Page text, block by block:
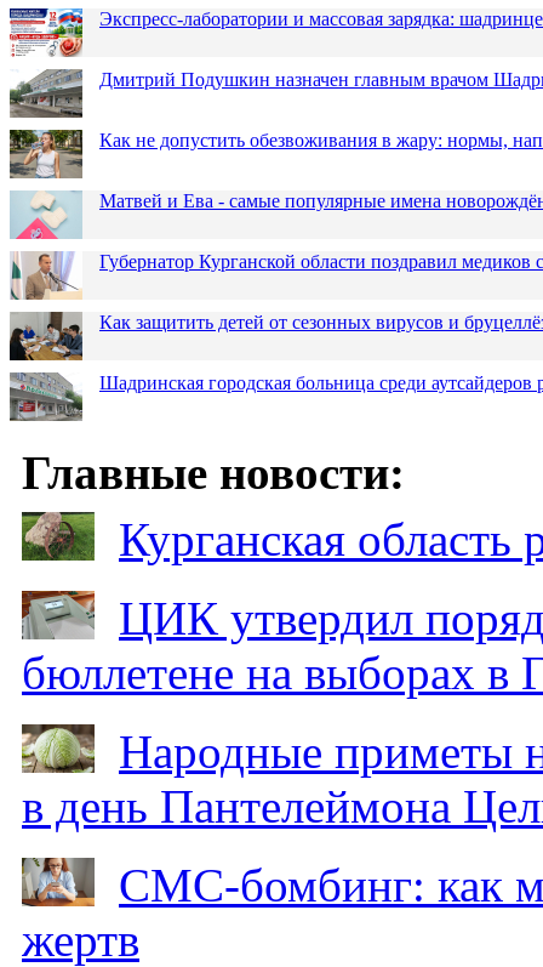
Экспресс-лаборатории и массовая зарядка:
Дмитрий Подушкин назначен главным врачом
Как не допустить обезвоживания в жару: нормы,
Матвей и Ева - самые популярные имена
Губернатор Курганской области поздравил
Как защитить детей от сезонных вирусов и
Шадринская городская больница среди
Главные новости:
Курганская
ЦИК утвердил
бюллетене на выборах в
Народные приметы
в день Пантелеймона
СМС-бомбинг: как
жертв